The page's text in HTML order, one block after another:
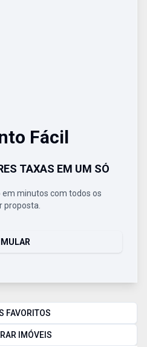
Fácil
TAXAS EM UM SÓ
minutos com todos os
proposta.
FAVORITOS
IMÓVEIS